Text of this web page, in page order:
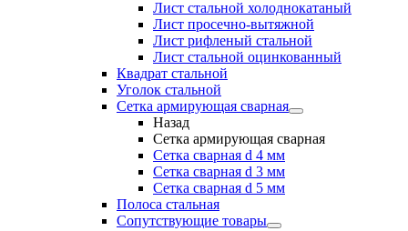
Лист стальной холоднокатаный
Лист просечно-вытяжной
Лист рифленый стальной
Лист стальной оцинкованный
Квадрат стальной
Уголок стальной
Сетка армирующая сварная
Назад
Сетка армирующая сварная
Сетка сварная d 4 мм
Сетка сварная d 3 мм
Сетка сварная d 5 мм
Полоса стальная
Сопутствующие товары